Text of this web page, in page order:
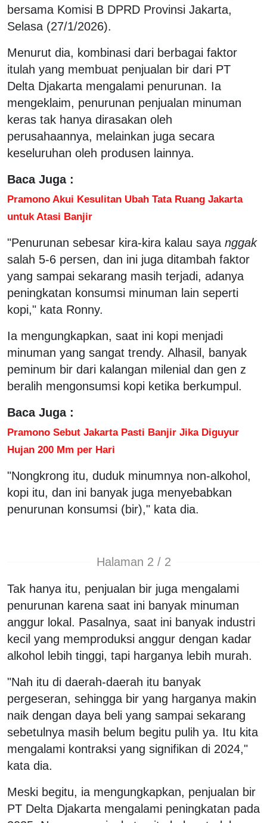
bersama Komisi B DPRD Provinsi Jakarta,
Selasa (27/1/2026).
Menurut dia, kombinasi dari berbagai faktor
itulah yang membuat penjualan bir dari PT
Delta Djakarta mengalami penurunan. Ia
mengeklaim, penurunan penjualan minuman
keras tak hanya dirasakan oleh
perusahaannya, melainkan juga secara
keseluruhan oleh produsen lainnya.
Baca Juga :
Pramono Akui Kesulitan Ubah Tata Ruang Jakarta
untuk Atasi Banjir
"Penurunan sebesar kira-kira kalau saya nggak
salah 5-6 persen, dan ini juga ditambah faktor
yang sampai sekarang masih terjadi, adanya
peningkatan konsumsi minuman lain seperti
kopi," kata Ronny.
Ia mengungkapkan, saat ini kopi menjadi
minuman yang sangat trendy. Alhasil, banyak
peminum bir dari kalangan milenial dan gen z
beralih mengonsumsi kopi ketika berkumpul.
Baca Juga :
Pramono Sebut Jakarta Pasti Banjir Jika Diguyur
Hujan 200 Mm per Hari
"Nongkrong itu, duduk minumnya non-alkohol,
kopi itu, dan ini banyak juga menyebabkan
penurunan konsumsi (bir)," kata dia.
Halaman 2 / 2
Tak hanya itu, penjualan bir juga mengalami
penurunan karena saat ini banyak minuman
anggur lokal. Pasalnya, saat ini banyak industri
kecil yang memproduksi anggur dengan kadar
alkohol lebih tinggi, tapi harganya lebih murah.
"Nah itu di daerah-daerah itu banyak
pergeseran, sehingga bir yang harganya makin
naik dengan daya beli yang sampai sekarang
sebetulnya masih belum begitu pulih ya. Itu kita
mengalami kontraksi yang signifikan di 2024,"
kata dia.
Meski begitu, ia mengungkapkan, penjualan bir
PT Delta Djakarta mengalami peningkatan pada